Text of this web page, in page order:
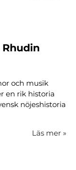
och musik
en rik historia
nöjeshistoria
Läs mer »